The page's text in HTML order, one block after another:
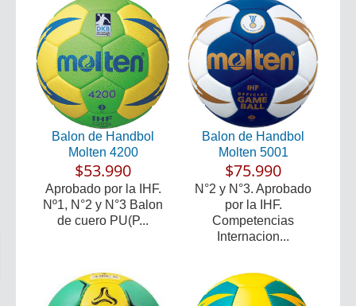
Balon de Handbol
Molten 4200
$53.990
Aprobado por la IHF.
Nº1, N°2 y N°3 Balon
de cuero PU(P...
Balon de Handbol
Molten 5001
$75.990
N°2 y N°3. Aprobado
por la IHF.
Competencias
Internacion...